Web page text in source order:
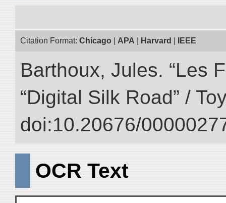
Citation Format: Chicago APA Harvard IEEE
Barthoux, Jules. “Les
“Digital Silk Road” /
doi:10.20676/
OCR Text